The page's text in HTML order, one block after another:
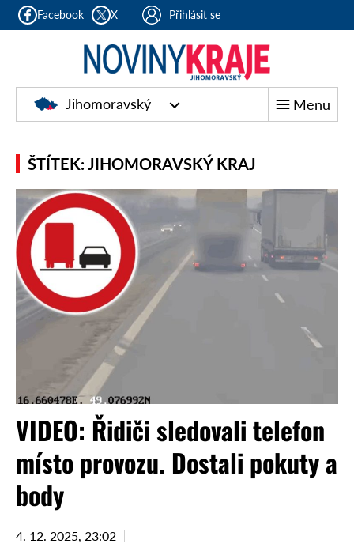
Facebook X Přihlásit se
Jihomoravský Menu
ŠTÍTEK: JIHOMORAVSKÝ KRAJ
VIDEO: Řidiči sledovali telefon
místo provozu. Dostali pokuty a
body
4. 12. 2025, 23:02